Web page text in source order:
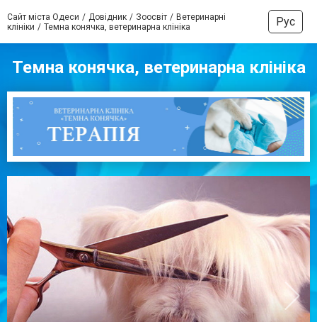
Сайт міста Одеси Довідник Зоосвіт
Ветеринарні
клініки
Темна конячка, ветеринарна клініка Рус
Темна конячка, ветеринарна клініка